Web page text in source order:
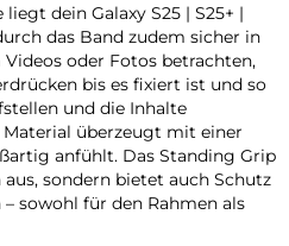
dein Galaxy S25 | S25+ |
das Band zudem sicher in
oder Fotos betrachten,
bis es fixiert ist und so
und die Inhalte
überzeugt mit einer
anfühlt. Das Standing Grip
sondern bietet auch Schutz
sowohl für den Rahmen als